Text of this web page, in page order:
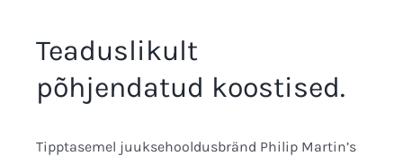
Teaduslikult
põhjendatud koostised.
Tipptasemel juuksehooldusbränd Philip Martin’s